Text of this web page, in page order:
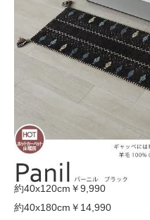
約40x120cm ￥9,990
約40x180cm ￥14,990